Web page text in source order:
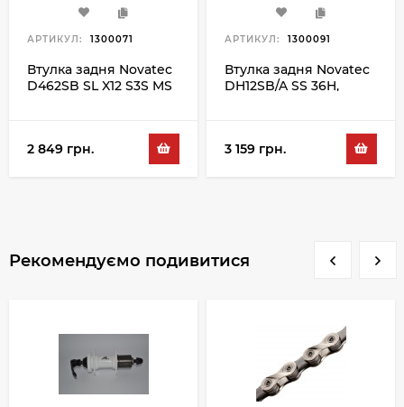
АРТИКУЛ: 1300071
Втулка задня Novatec
D462SB SL X12 S3S MS
2 849 грн.
АРТИКУЛ: 1300091
Втулка задня Novatec
DH12SB/A SS 36H,
3 159 грн.
Рекомендуємо подивитися